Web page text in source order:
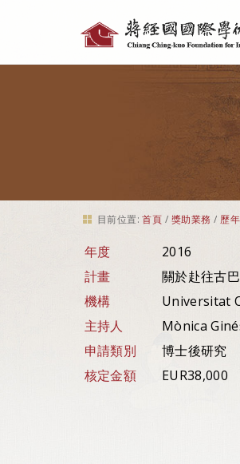
具
目前位置: 首頁 / 獎助業務 / 歷
年度
2016
計畫
關於赴往古
機構
Universitat
主持人
Mònica
申請類別
博士後研究
核定金額
EUR38,000